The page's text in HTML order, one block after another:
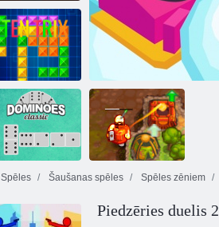
Kogama: Bosu
cīņa
Snowball. io
Tentriks
Domino Classic
Nolādēts
dārgums 2
Spēles Šaušanas spēles Spēles zēniem
Piedzēries duelis 2